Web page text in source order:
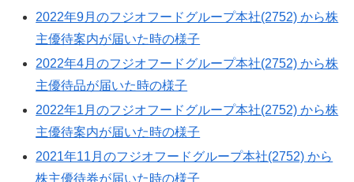
2022年9月のフジオフードグループ本社(2752) から株
主優待案内が届いた時の様子
2022年4月のフジオフードグループ本社(2752) から株
主優待品が届いた時の様子
2022年1月のフジオフードグループ本社(2752) から株
主優待案内が届いた時の様子
2021年11月のフジオフードグループ本社(2752) から
株主優待券が届いた時の様子